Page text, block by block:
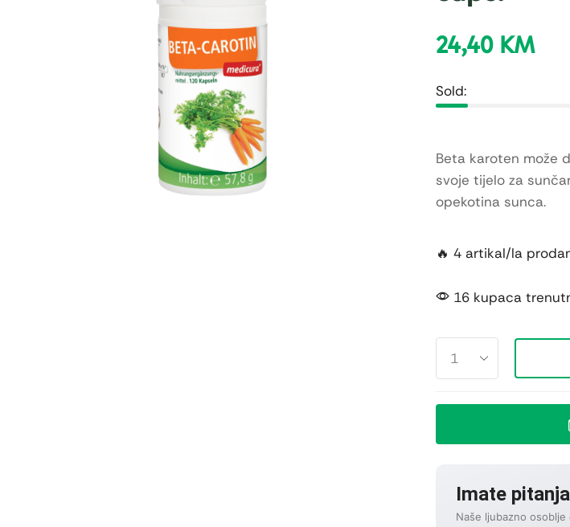
24,40 KM
Sold:
Beta karoten može
svoje tijelo za
opekotina sunca.
🔥 4 artikal/la
16 kupaca
Imate
Naše ljubazno osoblje